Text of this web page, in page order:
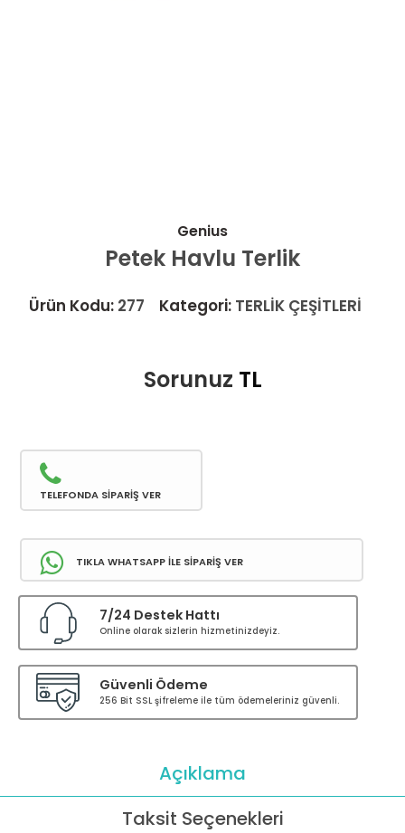
Genius
Petek Havlu Terlik
Ürün Kodu: 277 Kategori: TERLİK ÇEŞİTLERİ
Sorunuz TL
TELEFONDA SİPARİŞ VER
TIKLA WHATSAPP İLE SİPARİŞ VER
7/24 Destek Hattı
Online olarak sizlerin hizmetinizdeyiz.
Güvenli Ödeme
256 Bit SSL şifreleme ile tüm ödemeleriniz güvenli.
Açıklama
Taksit Seçenekleri